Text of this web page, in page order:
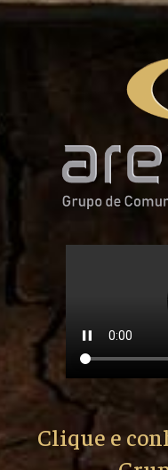
Clique e